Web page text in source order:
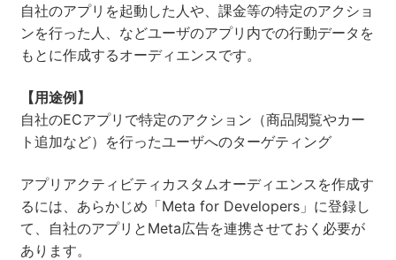
自社のアプリを起動した人や、課金等の特定のアクショ
ンを行った人、などユーザのアプリ内での行動データを
もとに作成するオーディエンスです。
【用途例】
自社のECアプリで特定のアクション（商品閲覧やカー
ト追加など）を行ったユーザへのターゲティング
アプリアクティビティカスタムオーディエンスを作成す
るには、あらかじめ「Meta for Developers」に登録し
て、自社のアプリとMeta広告を連携させておく必要が
あります。